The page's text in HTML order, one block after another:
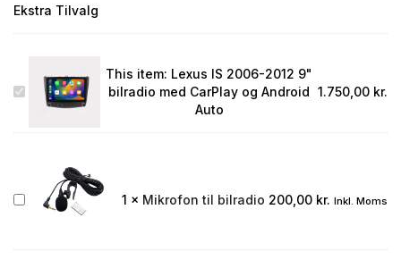
Ekstra Tilvalg
Lexus
bilradio
med
CarPlay
Android
This item: Lexus IS 2006-2012 9"
bilradio med CarPlay og Android
Auto
1.750,00 kr.
Mikrofon
1 × Mikrofon til bilradio 200,00 kr. Inkl. Moms